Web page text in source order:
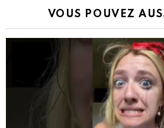
VOUS POUVEZ